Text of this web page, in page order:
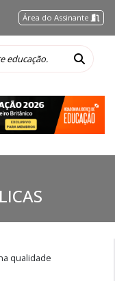
Área do Assinante
qualidade